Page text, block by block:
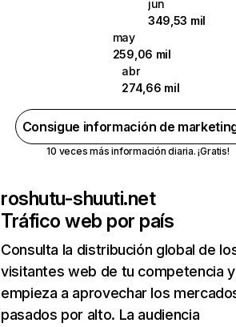
jun
349,53 mil
may
259,06 mil
abr
274,66 mil
Consigue información de
10 veces más información diaria. ¡Gratis!
roshutu-shuuti.net
Tráfico web por país
Consulta la distribución global de
visitantes web de tu competencia y
empieza a aprovechar los
pasados por alto. La audiencia